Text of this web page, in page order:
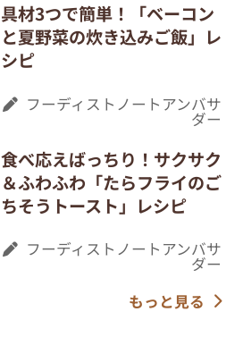
具材3つで簡単！「ベーコン
と夏野菜の炊き込みご飯」レ
シピ
フーディストノートアンバサ
ダー
食べ応えばっちり！サクサク
＆ふわふわ「たらフライのご
ちそうトースト」レシピ
フーディストノートアンバサ
ダー
もっと見る